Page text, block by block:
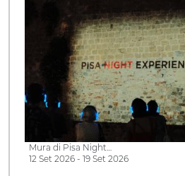
Mura di Pisa Night…
12 Set 2026 - 19 Set 2026